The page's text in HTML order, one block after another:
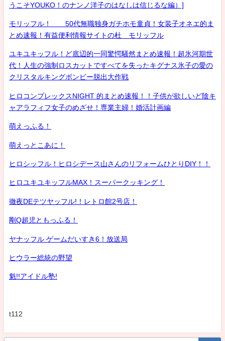
うこそYOUKO！のナンノ洋子のはなしは信じるな編）]
モリッフル！ 50代無職独身ガチホモ童貞！女装子オネエ的ま
とめ速報！有益便利情報サイトの杜 モリッフル
ユキユキッフル！ど底辺的一同驚愕騒然まとめ速報！超氷河期世
代！人生の強制ロスカットですべてを失ったキグナス氷子の愛の
クリスタルキングボンビー脱出大作戦
ヒロコンプレックスNIGHT 的まとめ速報！！子供が欲しいど陰キ
ャアラフィフ女子のめざせ！専業主婦！婚活計画編
萌えっふる！
萌えっとこあに！
ヒロシッフル！ヒロシデース山さんのリフォームひとりDIY！！
ヒロユキユキッフルMAX！スーパークッキング！
徹夜DEテツヤッフル!！レトロ館2号店！
剛Q超児ともっふる！
ヤナッフル ゲームだいすき6！放送局
ヒウラー総統の野望
魁!!アイドル塾!
t112